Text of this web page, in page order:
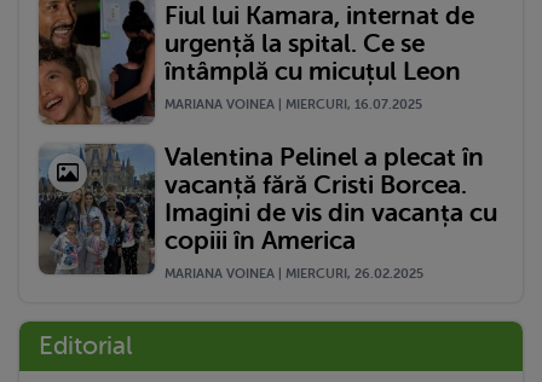
Fiul lui Kamara, internat de
urgență la spital. Ce se
întâmplă cu micuțul Leon
MARIANA VOINEA | MIERCURI, 16.07.2025
Valentina Pelinel a plecat în
vacanță fără Cristi Borcea.
Imagini de vis din vacanța cu
copiii în America
MARIANA VOINEA | MIERCURI, 26.02.2025
Editorial